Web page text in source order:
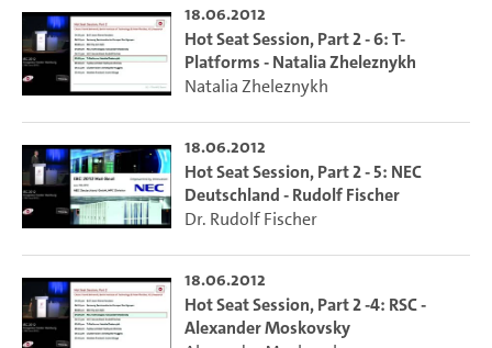
18.06.2012
Hot Seat Session, Part 2 - 6: T-
Platforms - Natalia Zheleznykh
Natalia Zheleznykh
18.06.2012
Hot Seat Session, Part 2 - 5: NEC
Deutschland - Rudolf Fischer
Dr. Rudolf Fischer
18.06.2012
Hot Seat Session, Part 2 -4: RSC -
Alexander Moskovsky